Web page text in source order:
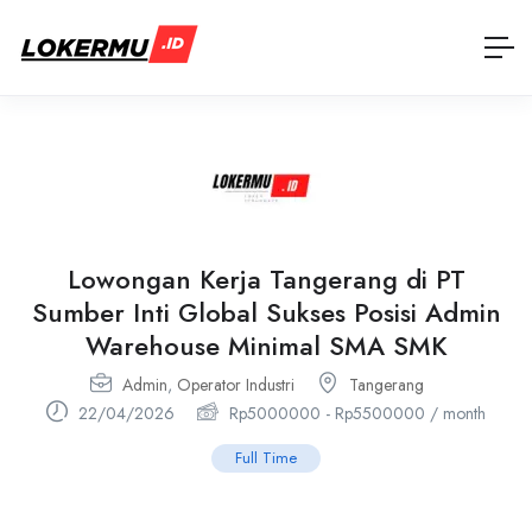
Lowongan Kerja Tangerang di PT
Sumber Inti Global Sukses Posisi Admin
Warehouse Minimal SMA SMK
Admin, Operator Industri
Tangerang
22/04/2026
Rp5000000 - Rp5500000 / month
Full Time